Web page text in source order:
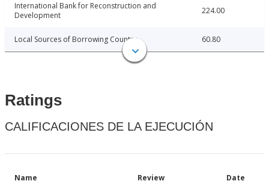
International Bank for Reconstruction and
Development
224.00
Local Sources of Borrowing Country 60.80
Ratings
CALIFICACIONES DE LA EJECUCIÓN
Name Review Date